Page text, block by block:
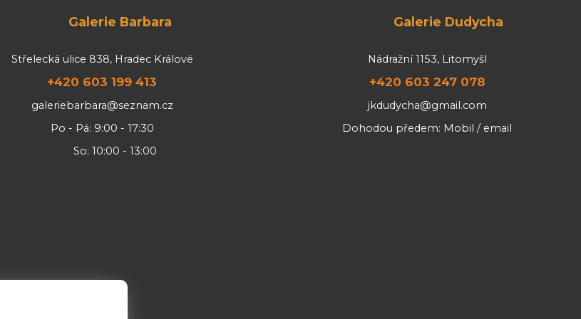
Galerie Barbara
Střelecká ulice 838, Hradec Králové
+420 603 199 413
galeriebarbara@seznam.cz
Po - Pá: 9:00 - 17:30
So: 10:00 - 13:00
Galerie Dudycha
Nádražní 1153, Litomyšl
+420 603 247 078
jkdudycha@gmail.com
Dohodou předem: Mobil / email